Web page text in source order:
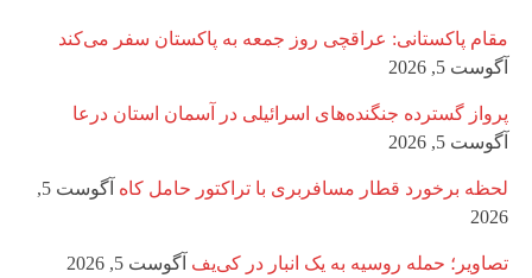
مقام پاکستانی: عراقچی روز جمعه به پاکستان سفر می‌کند
آگوست 5, 2026
پرواز گسترده جنگنده‌های اسرائیلی در آسمان استان درعا
آگوست 5, 2026
لحظه برخورد قطار مسافربری با تراکتور حامل کاه
آگوست 5,
2026
تصاویر؛ حمله روسیه به یک انبار در کی‌یف آگوست 5, 2026